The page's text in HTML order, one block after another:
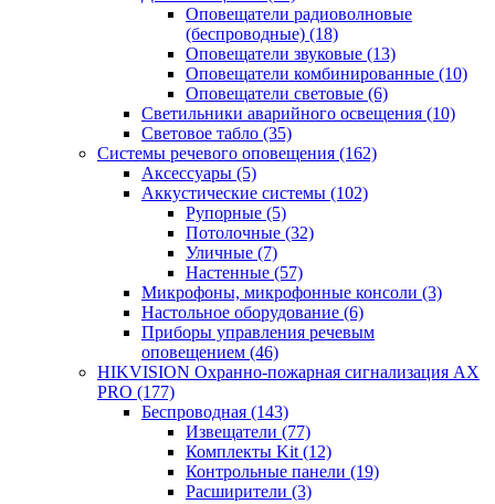
Оповещатели радиоволновые
(беспроводные) (18)
Оповещатели звуковые (13)
Оповещатели комбинированные (10)
Оповещатели световые (6)
Светильники аварийного освещения (10)
Световое табло (35)
Системы речевого оповещения (162)
Аксессуары (5)
Аккустические системы (102)
Рупорные (5)
Потолочные (32)
Уличные (7)
Настенные (57)
Микрофоны, микрофонные консоли (3)
Настольное оборудование (6)
Приборы управления речевым
оповещением (46)
HIKVISION Охранно-пожарная сигнализация AX
PRO (177)
Беспроводная (143)
Извещатели (77)
Комплекты Kit (12)
Контрольные панели (19)
Расширители (3)